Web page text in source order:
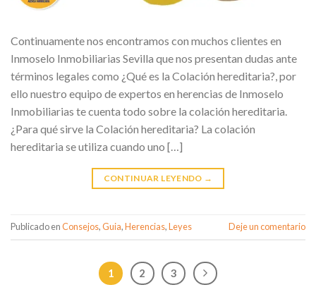
Continuamente nos encontramos con muchos clientes en
Inmoselo Inmobiliarias Sevilla que nos presentan dudas ante
términos legales como ¿Qué es la Colación hereditaria?, por
ello nuestro equipo de expertos en herencias de Inmoselo
Inmobiliarias te cuenta todo sobre la colación hereditaria.
¿Para qué sirve la Colación hereditaria? La colación
hereditaria se utiliza cuando uno […]
CONTINUAR LEYENDO →
Publicado enConsejos,Guia,Herencias,Leyes Deje un comentario
1 2 3